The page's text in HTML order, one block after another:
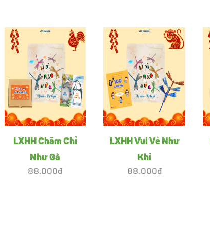
LXHH Chăm Chỉ
Như Gà
88.000đ
LXHH Vui Vẻ Như
Khỉ
88.000đ